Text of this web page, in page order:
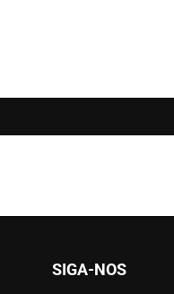
SIGA-NOS